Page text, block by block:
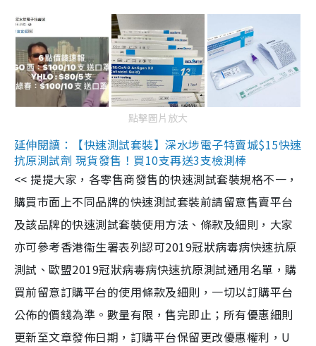
點擊圖片放大
延伸閱讀：【快速測試套裝】深水埗電子特賣城$15快速
抗原測試劑 現貨發售！買10支再送3支檢測棒
<< 提提大家，各零售商發售的快速測試套裝規格不一，
購買市面上不同品牌的快速測試套裝前請留意售賣平台
及該品牌的快速測試套裝使用方法、條款及細則，大家
亦可參考香港衞生署表列認可2019冠狀病毒病快速抗原
測試、歐盟2019冠狀病毒病快速抗原測試通用名單，購
買前留意訂購平台的使用條款及細則，一切以訂購平台
公佈的價錢為準。數量有限，售完即止；所有優惠細則
更新至文章發佈日期，訂購平台保留更改優惠權利，U